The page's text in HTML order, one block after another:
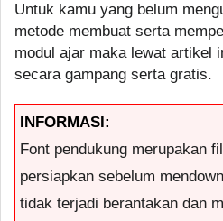
Untuk kamu yang belum
metode membuat serta
modul ajar maka lewat artikel
secara gampang serta gratis.
INFORMASI:
Font pendukung merupakan
persiapkan sebelum
tidak terjadi berantakan dan